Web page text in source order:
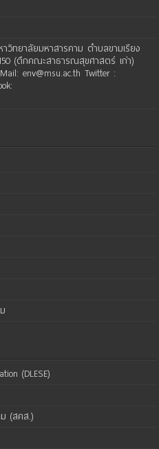
ทยาลัยมหาสารคาม ตำบลขามเรียง
(ตึกคณะสาธารณสุขศาสตร์ เก่า)
env@msu.ac.th Twitter :
(DLESE)
(สคส.)